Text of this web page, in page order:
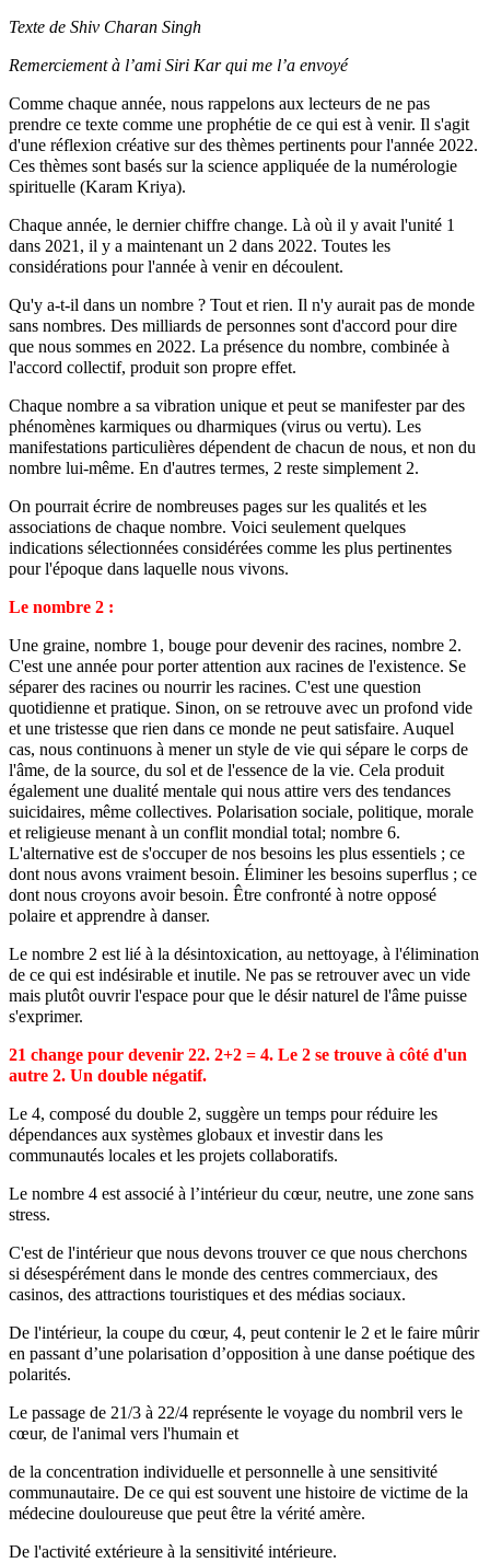
Texte de Shiv Charan Singh
Remerciement à l’ami Siri Kar qui me l’a envoyé
Comme chaque année, nous rappelons aux lecteurs de ne pas
prendre ce texte comme une prophétie de ce qui est à venir. Il s'agit
d'une réflexion créative sur des thèmes pertinents pour l'année 2022.
Ces thèmes sont basés sur la science appliquée de la numérologie
spirituelle (Karam Kriya).
Chaque année, le dernier chiffre change. Là où il y avait l'unité 1
dans 2021, il y a maintenant un 2 dans 2022. Toutes les
considérations pour l'année à venir en découlent.
Qu'y a-t-il dans un nombre ? Tout et rien. Il n'y aurait pas de monde
sans nombres. Des milliards de personnes sont d'accord pour dire
que nous sommes en 2022. La présence du nombre, combinée à
l'accord collectif, produit son propre effet.
Chaque nombre a sa vibration unique et peut se manifester par des
phénomènes karmiques ou dharmiques (virus ou vertu). Les
manifestations particulières dépendent de chacun de nous, et non du
nombre lui-même. En d'autres termes, 2 reste simplement 2.
On pourrait écrire de nombreuses pages sur les qualités et les
associations de chaque nombre. Voici seulement quelques
indications sélectionnées considérées comme les plus pertinentes
pour l'époque dans laquelle nous vivons.
Le nombre 2 :
Une graine, nombre 1, bouge pour devenir des racines, nombre 2.
C'est une année pour porter attention aux racines de l'existence. Se
séparer des racines ou nourrir les racines. C'est une question
quotidienne et pratique. Sinon, on se retrouve avec un profond vide
et une tristesse que rien dans ce monde ne peut satisfaire. Auquel
cas, nous continuons à mener un style de vie qui sépare le corps de
l'âme, de la source, du sol et de l'essence de la vie. Cela produit
également une dualité mentale qui nous attire vers des tendances
suicidaires, même collectives. Polarisation sociale, politique, morale
et religieuse menant à un conflit mondial total; nombre 6.
L'alternative est de s'occuper de nos besoins les plus essentiels ; ce
dont nous avons vraiment besoin. Éliminer les besoins superflus ; ce
dont nous croyons avoir besoin. Être confronté à notre opposé
polaire et apprendre à danser.
Le nombre 2 est lié à la désintoxication, au nettoyage, à l'élimination
de ce qui est indésirable et inutile. Ne pas se retrouver avec un vide
mais plutôt ouvrir l'espace pour que le désir naturel de l'âme puisse
s'exprimer.
21 change pour devenir 22. 2+2 = 4. Le 2 se trouve à côté d'un
autre 2. Un double négatif.
Le 4, composé du double 2, suggère un temps pour réduire les
dépendances aux systèmes globaux et investir dans les
communautés locales et les projets collaboratifs.
Le nombre 4 est associé à l’intérieur du cœur, neutre, une zone sans
stress.
C'est de l'intérieur que nous devons trouver ce que nous cherchons
si désespérément dans le monde des centres commerciaux, des
casinos, des attractions touristiques et des médias sociaux.
De l'intérieur, la coupe du cœur, 4, peut contenir le 2 et le faire mûrir
en passant d’une polarisation d’opposition à une danse poétique des
polarités.
Le passage de 21/3 à 22/4 représente le voyage du nombril vers le
cœur, de l'animal vers l'humain et
de la concentration individuelle et personnelle à une sensitivité
communautaire. De ce qui est souvent une histoire de victime de la
médecine douloureuse que peut être la vérité amère.
De l'activité extérieure à la sensitivité intérieure.